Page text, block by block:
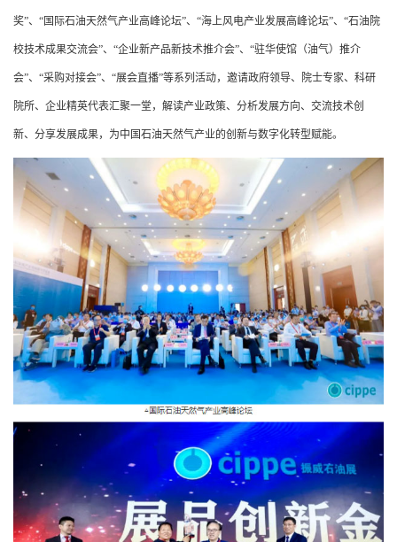
奖”、“国际石油天然气产业高峰论坛”、“海上风电产业发展高峰论坛”、“石油院
校技术成果交流会”、“企业新产品新技术推介会”、“驻华使馆（油气）推介
会”、“采购对接会”、“展会直播”等系列活动，邀请政府领导、院士专家、科研
院所、企业精英代表汇聚一堂，解读产业政策、分析发展方向、交流技术创
新、分享发展成果，为中国石油天然气产业的创新与数字化转型赋能。